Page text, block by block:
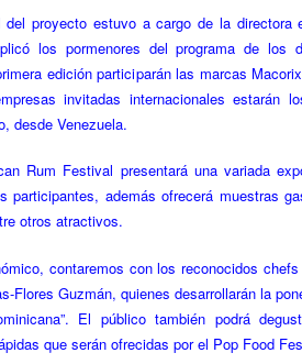
del proyecto estuvo a cargo de la directora
los pormenores del programa de los
edición participarán las marcas
invitadas internacionales estarán
desde Venezuela.
Rum Festival presentará una variada
participantes, además ofrecerá muestras
otros atractivos.
contaremos con los reconocidos
Flores Guzmán, quienes desarrollarán la
El público también podrá
que serán ofrecidas por el Pop Food